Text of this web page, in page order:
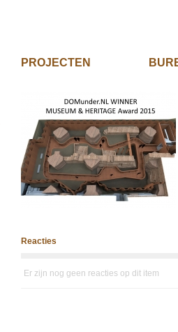
PROJECTEN
Reacties
Er zijn nog geen reacties op dit item